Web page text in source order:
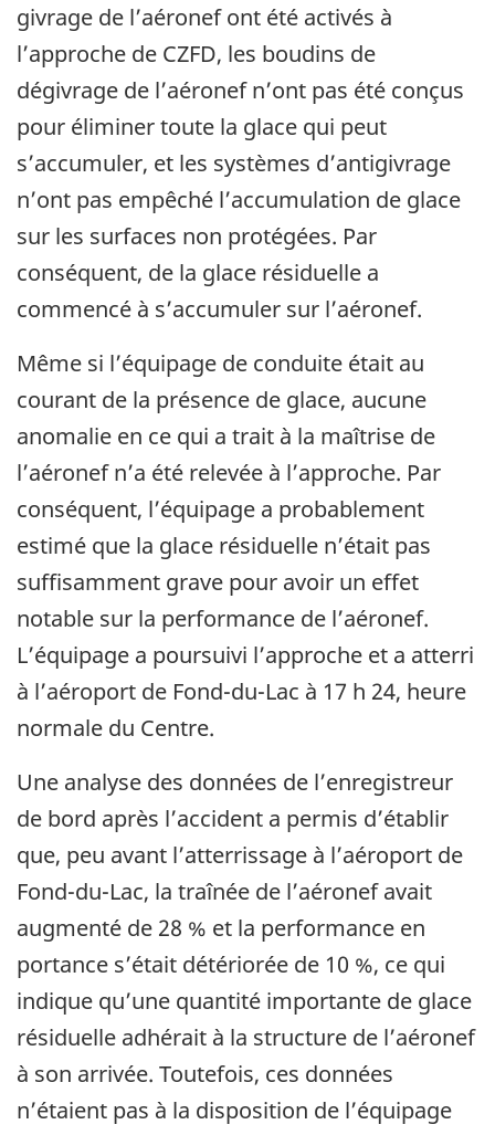
givrage de l’aéronef ont été activés à
l’approche de CZFD, les boudins de
dégivrage de l’aéronef n’ont pas été conçus
pour éliminer toute la glace qui peut
s’accumuler, et les systèmes d’antigivrage
n’ont pas empêché l’accumulation de glace
sur les surfaces non protégées. Par
conséquent, de la glace résiduelle a
commencé à s’accumuler sur l’aéronef.
Même si l’équipage de conduite était au
courant de la présence de glace, aucune
anomalie en ce qui a trait à la maîtrise de
l’aéronef n’a été relevée à l’approche. Par
conséquent, l’équipage a probablement
estimé que la glace résiduelle n’était pas
suffisamment grave pour avoir un effet
notable sur la performance de l’aéronef.
L’équipage a poursuivi l’approche et a atterri
à l’aéroport de Fond-du-Lac à 17 h 24, heure
normale du Centre.
Une analyse des données de l’enregistreur
de bord après l’accident a permis d’établir
que, peu avant l’atterrissage à l’aéroport de
Fond-du-Lac, la traînée de l’aéronef avait
augmenté de 28 % et la performance en
portance s’était détériorée de 10 %, ce qui
indique qu’une quantité importante de glace
résiduelle adhérait à la structure de l’aéronef
à son arrivée. Toutefois, ces données
n’étaient pas à la disposition de l’équipage